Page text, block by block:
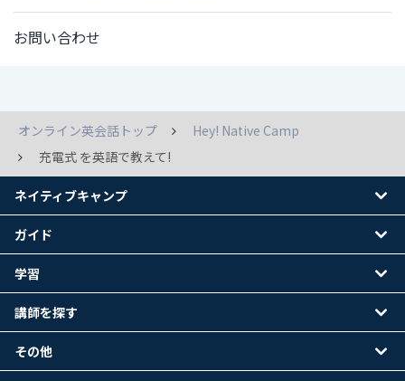
お問い合わせ
オンライン英会話トップ
Hey! Native Camp
充電式 を英語で教えて!
ネイティブキャンプ
ガイド
学習
講師を探す
その他